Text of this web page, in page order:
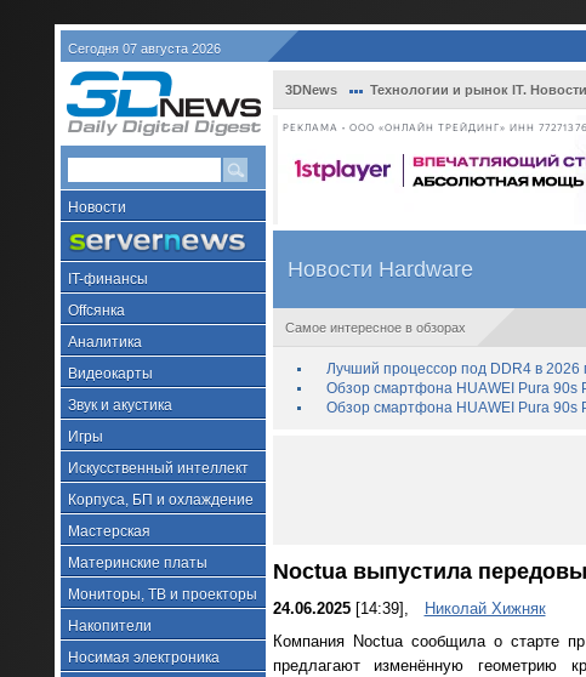
Сегодня 07 августа 2026
Новости
IT-финансы
Offсянка
Аналитика
Видеокарты
Звук и акустика
Игры
Искусственный интеллект
Корпуса, БП и охлаждение
Мастерская
Материнские платы
Мониторы, ТВ и проекторы
Накопители
Носимая электроника
3DNews Технологии и рынок IT. Новости
РЕКЛАМА • ООО «ОНЛАЙН ТРЕЙДИНГ» ИНН
Новости Hardware
Самое интересное в обзорах
Лучший процессор под DDR4 в 2026
Обзор смартфона HUAWEI Pura 90s
Обзор смартфона HUAWEI Pura 90s
Noctua выпустила
24.06.2025[14:39],
Николай Хижняк
Компания Noctua сообщила о старте
предлагают изменённую геометрию